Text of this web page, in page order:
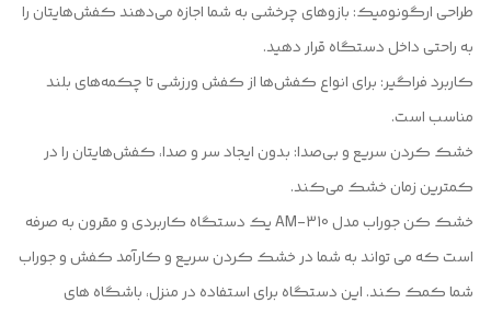
طراحی ارگونومیک: بازوهای چرخشی به شما اجازه می‌دهند کفش‌هایتان را
به راحتی داخل دستگاه قرار دهید.
کاربرد فراگیر: برای انواع کفش‌ها از کفش ورزشی تا چکمه‌های بلند
مناسب است.
خشک کردن سریع و بی‌صدا: بدون ایجاد سر و صدا، کفش‌هایتان را در
کمترین زمان خشک می‌کند.
خشک کن جوراب مدل AM-310 یک دستگاه کاربردی و مقرون به صرفه
است که می تواند به شما در خشک کردن سریع و کارآمد کفش و جوراب
شما کمک کند. این دستگاه برای استفاده در منزل، باشگاه های